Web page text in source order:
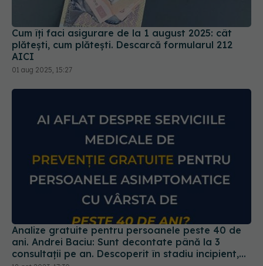
Cum îți faci asigurare de la 1 august 2025: cât
plătești, cum plătești. Descarcă formularul 212
AICI
01 aug 2025, 15:27
Analize gratuite pentru persoanele peste 40 de
ani. Andrei Baciu: Sunt decontate până la 3
consultații pe an. Descoperit în stadiu incipient,
cancerul poate fi tratat
18 oct 2023, 17:30